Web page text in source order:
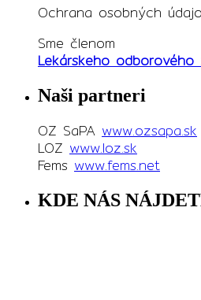
Ochrana osobných
Sme členom
Lekárskeho odborového
Naši partneri
OZ SaPA www.ozsapa.sk
LOZ www.loz.sk
Fems www.fems.net
KDE NÁS